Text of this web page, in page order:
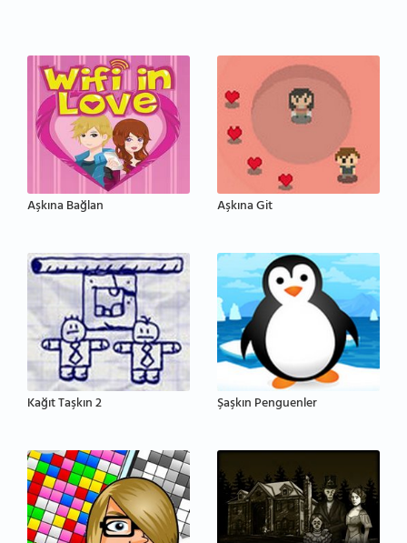
Aşkına Bağlan Aşkına Git
Kağıt Taşkın 2 Şaşkın Penguenler